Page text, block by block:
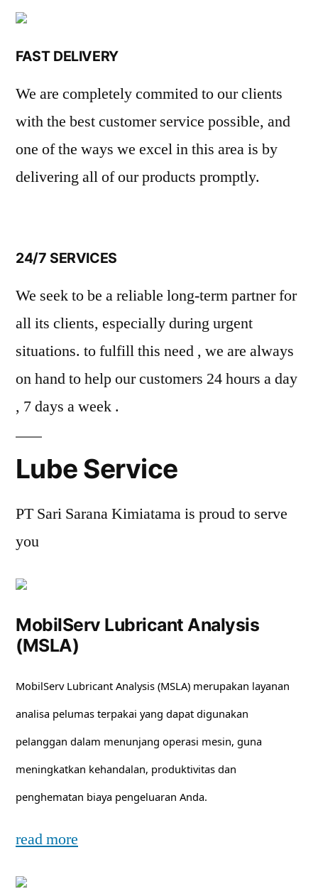
FAST DELIVERY
We are completely commited to our clients
with the best customer service possible, and
one of the ways we excel in this area is by
delivering all of our products promptly.
24/7 SERVICES
We seek to be a reliable long-term partner for
all its clients, especially during urgent
situations. to fulfill this need , we are always
on hand to help our customers 24 hours a day
, 7 days a week .
Lube Service
PT Sari Sarana Kimiatama is proud to serve
you
MobilServ Lubricant Analysis
(MSLA)
MobilServ Lubricant Analysis (MSLA) merupakan layanan
analisa pelumas terpakai yang dapat digunakan
pelanggan dalam menunjang operasi mesin, guna
meningkatkan kehandalan, produktivitas dan
penghematan biaya pengeluaran Anda.
read more